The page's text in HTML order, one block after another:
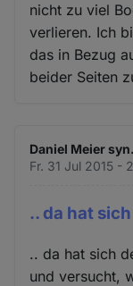
nicht zu viel
verlieren. Ich
das in Bezug
beider Seiten
Daniel Meier
Fr. 31 Jul 2015 -
.. da hat
.. da hat sich
und versucht,